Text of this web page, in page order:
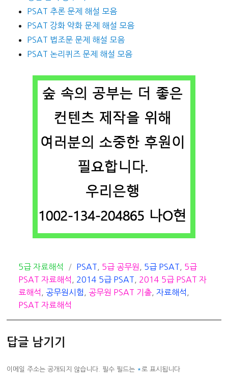
PSAT 추론 문제 해설 모음
PSAT 강화 약화 문제 해설 모음
PSAT 법조문 문제 해설 모음
PSAT 논리퀴즈 문제 해설 모음
카
테
고
리
5급 자료해석
태
그
PSAT 5급 공무원 5급 PSAT
5급
PSAT 자료해석
2014 5급 PSAT
2014 5급 PSAT 자
료해석
공무원시험 공무원 PSAT 기출 ,자료해석
PSAT 자료해석
답글 남기기
이메일 주소는 공개되지 않습니다. 필수 필드는 * 로 표시됩니다